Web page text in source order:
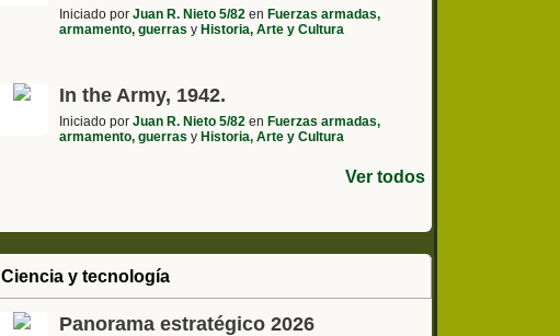
Iniciado porJuan R. Nieto 5/82 en Fuerzas armadas,
armamento, guerras y Historia, Arte y Cultura
In the Army, 1942.
Iniciado porJuan R. Nieto 5/82 en Fuerzas armadas,
armamento, guerras y Historia, Arte y Cultura
Ver todos
Ciencia y tecnología
Panorama estratégico 2026